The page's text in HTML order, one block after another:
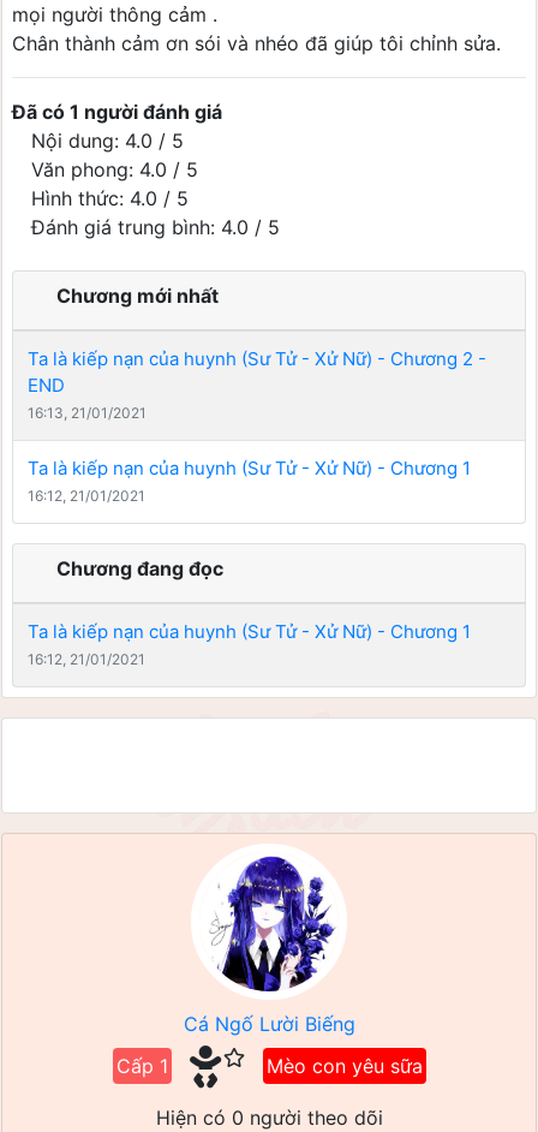
mọi người thông cảm .
Chân thành cảm ơn sói và nhéo đã giúp tôi chỉnh sửa.
Đã có 1 người đánh giá
Nội dung: 4.0 / 5
Văn phong: 4.0 / 5
Hình thức: 4.0 / 5
Đánh giá trung bình: 4.0 / 5
Chương mới nhất
Ta là kiếp nạn của huynh (Sư Tử - Xử Nữ) - Chương 2 -
END
16:13, 21/01/2021
Ta là kiếp nạn của huynh (Sư Tử - Xử Nữ) - Chương 1
16:12, 21/01/2021
Chương đang đọc
Ta là kiếp nạn của huynh (Sư Tử - Xử Nữ) - Chương 1
16:12, 21/01/2021
Cá Ngố Lười Biếng
Cấp 1
Mèo con yêu sữa
Hiện có 0 người theo dõi